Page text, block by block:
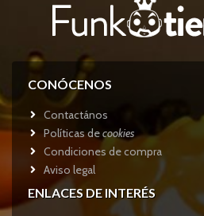
CONÓCENOS
Contactános
Políticas decookies
Condiciones de compra
Aviso legal
ENLACES DE INTERÉS